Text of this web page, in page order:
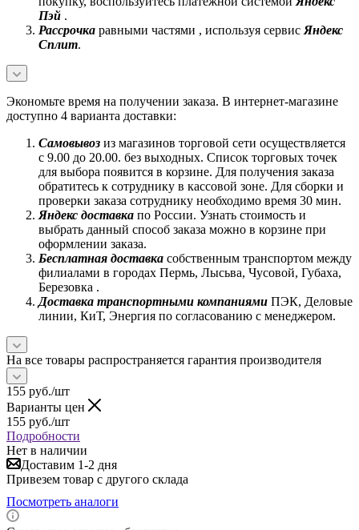
Пэй .
Рассрочка равными частями , используя сервис Яндекс
Сплит.
Экономьте время на получении заказа. В интернет-магазине
доступно 4 варианта доставки:
Самовывоз из магазинов торговой сети осуществляется
с 9.00 до 20.00. без выходных. Список торговых точек
для выбора появится в корзине. Для получения заказа
обратитесь к сотруднику в кассовой зоне. Для сборки и
проверки заказа сотруднику необходимо время 30 мин.
Яндекс доставка по России. Узнать стоимость и
выбрать данный способ заказа можно в корзине при
оформлении заказа.
Бесплатная доставка собственным транспортом между
филиалами в городах Пермь, Лысьва, Чусовой, Губаха,
Березовка .
Доставка транспортными компаниями ПЭК, Деловые
линии, КиТ, Энергия по согласованию с менеджером.
На все товары распространяется гарантия производителя
155 руб./шт
Варианты цен
155 руб./шт
Подробности
Нет в наличии
Доставим 1-2 дня
Привезем товар с другого склада
Посмотреть аналоги